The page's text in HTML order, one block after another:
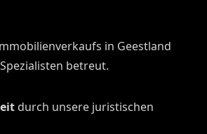
in Geestland
betreut.
durch unsere juristischen